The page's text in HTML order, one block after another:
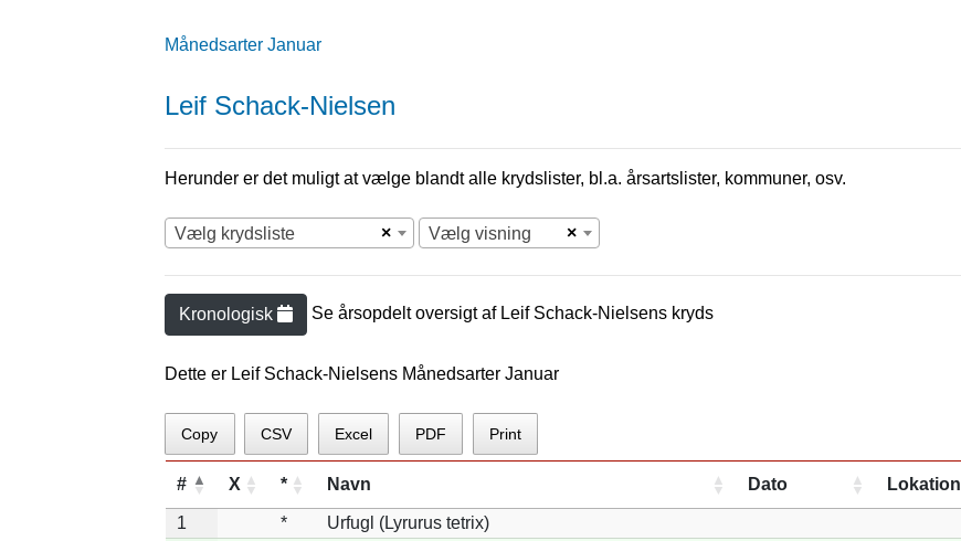
Månedsarter Januar
Leif Schack-Nielsen
Herunder er det muligt at vælge blandt alle krydslister, bl.a. årsartslister, kommuner, osv.
×
Vælg krydsliste ×
Vælg visning
Kronologisk Se årsopdelt oversigt af Leif Schack-Nielsens kryds
Dette er Leif Schack-Nielsens Månedsarter Januar
Copy CSV Excel PDF Print
# X * Navn Dato Lokation
1 *
Urfugl (Lyrurus tetrix)